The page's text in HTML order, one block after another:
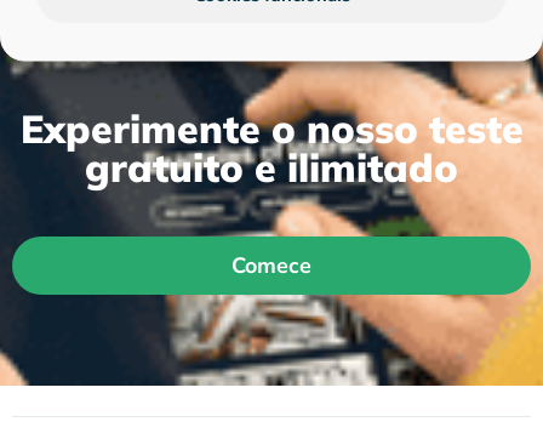
Experimente o nosso teste
gratuito e ilimitado
Comece